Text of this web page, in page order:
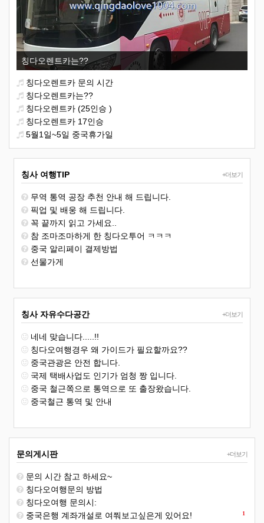
칭다오렌트카는??
칭다오렌트카 문의 시간
칭다오렌트카는??
칭다오렌트카 (25인승 )
칭다오렌트카 17인승
5월1일~5일 중국휴가일
+더보기
칭사 여행TIP
무역 통역 공장 추천 안내 해 드립니다.
픽업 및 배웅 해 드립니다.
꼭 끝까지 읽고 가세요..
참 조마조마하게 한 칭다오투어 ㅋㅋㅋ
중국 알리페이 결제방법
선물가게
+더보기
칭사 자유수다공간
네네 맞습니다.....!!
칭다오여행경우 왜 가이드가 필요할까요??
중국관광은 안전 합니다.
국제 택배사업도 인기가 엄청 짱 입니다.
중국 철근쪽으로 통역으로 또 출장왔습니다.
중국철근 통역 및 안내
+더보기
문의게시판
문의 시간 참고 하세요~
칭다오여행문의 방법
칭다오여행 문의시:
1
중국은행 계좌개설로 여쭤보고싶은게 있어요!